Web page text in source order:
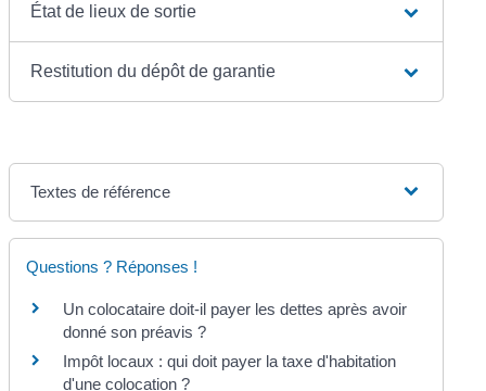
État de lieux de sortie
Restitution du dépôt de garantie
Textes de référence
Questions ? Réponses !
Un colocataire doit-il payer les dettes après avoir
donné son préavis ?
Impôt locaux : qui doit payer la taxe d'habitation
d'une colocation ?